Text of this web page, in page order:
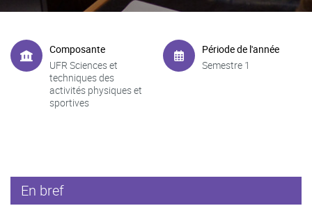
Composante
UFR Sciences et
techniques des
activités physiques et
sportives
Période de l'année
Semestre 1
En bref